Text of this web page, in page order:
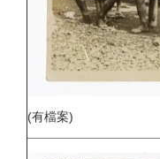
(有檔案)